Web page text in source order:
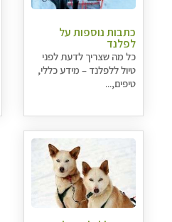
כתבות נוספות על
לפלנד
כל מה שצריך לדעת לפני
טיול ללפלנד – מידע כללי,
טיפים,...